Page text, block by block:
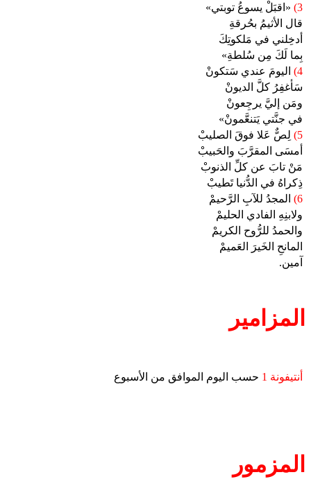
3) «اقبَلْ يسوعُ توبتي»
قال الأثيمُ بحُرقةِ
أدخِلني في مَلكوتِكَ
بِما لَكَ مِن سُلطةِ»
4)
اليومَ عندي سَتكونْ
سَأغفِرُ كلَّ الديونْ
ومَن إليَّ يرجِعونْ
في جنَّتي يَتنعَّمونْ»
5)
لِصٌّ عَلا فوقَ الصليبْ
أمسَى المقرَّبَ والحَبيبْ
مَنْ تابَ عن كلِّ الذنوبْ
ذِكراهُ في الدُّنيا تَطيبْ
6)
المجدُ للآبِ الرَّحيمْ
ولابنِهِ الفادي الحليمْ
والحمدُ للرُّوح الكريمْ
المانحِ الخَيرَ العَميمْ
آمين.
المزامير
أنتيفونة 1 حسب اليوم الموافق من الأسبوع
المزمور